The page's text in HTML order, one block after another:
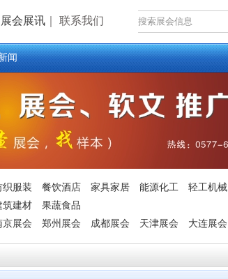
展会展讯 联系我们
闻
织服装 餐饮酒店 家具家居 能源化工 轻工机械
筑建材
果蔬食品
京展会 郑州展会 成都展会 天津展会 大连展会